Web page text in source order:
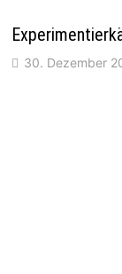
30. Dezember